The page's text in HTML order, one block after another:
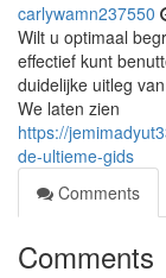
carlywamn237550
Wilt u optimaal
effectief kunt
duidelijke uitleg
We laten zien
https://
de-ultieme-gids
Comments
Comments